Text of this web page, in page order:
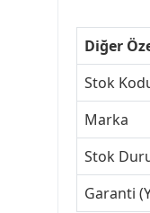
Diğer
Stok
Marka
Stok
Garanti